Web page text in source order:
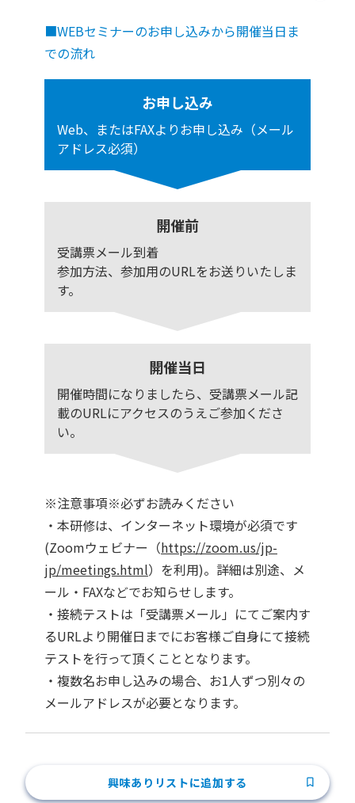
■WEBセミナーのお申し込みから開催当日ま
での流れ
お申し込み
Web、またはFAXよりお申し込み（メール
アドレス必須）
開催前
受講票メール到着
参加方法、参加用のURLをお送りいたしま
す。
開催当日
開催時間になりましたら、受講票メール記
載のURLにアクセスのうえご参加くださ
い。
※注意事項※必ずお読みください
・本研修は、インターネット環境が必須です
(Zoomウェビナー（https://zoom.us/jp-
jp/meetings.html）を利用)。詳細は別途、メ
ール・FAXなどでお知らせします。
・接続テストは「受講票メール」にてご案内す
るURLより開催日までにお客様ご自身にて接続
テストを行って頂くこととなります。
・複数名お申し込みの場合、お1人ずつ別々の
メールアドレスが必要となります。
興味ありリストに追加する